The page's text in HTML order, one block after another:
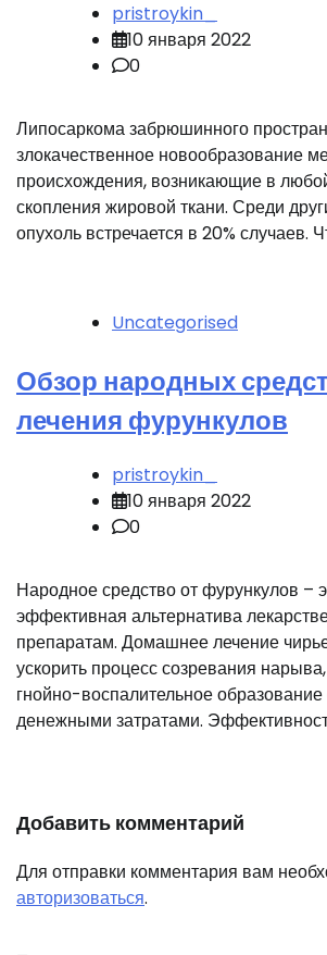
pristroykin_
10 января 2022
0
Липосаркома забрюшинного
злокачественное новообразование
происхождения, возникающие в
скопления жировой ткани. Среди
опухоль встречается в 20% случаев.
Uncategorised
Обзор народных
лечения фурункулов
pristroykin_
10 января 2022
0
Народное средство от фурункулов –
эффективная альтернатива
препаратам. Домашнее лечение
ускорить процесс созревания
гнойно-воспалительное
денежными затратами.
Добавить комментарий
Для отправки комментария вам
авторизоваться.